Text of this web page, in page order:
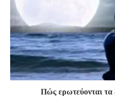
Πώς ερωτεύονται τα